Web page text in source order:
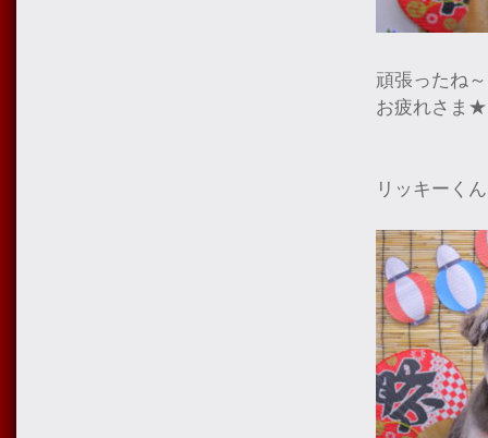
頑張ったね～
お疲れさま★
リッキーくん